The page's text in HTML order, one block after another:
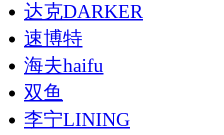
达克DARKER
速博特
海夫haifu
双鱼
李宁LINING